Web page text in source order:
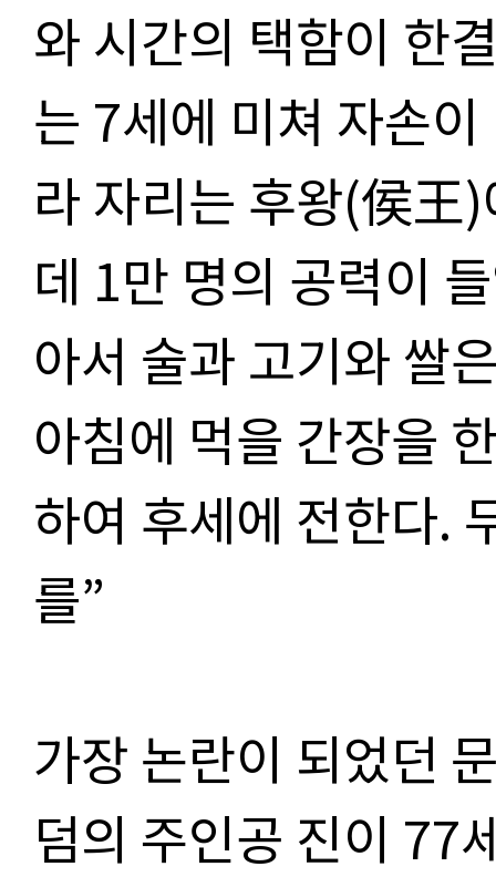
와 시간의 택함이 한
는 7세에 미쳐 자손
라 자리는 후왕(侯王
데 1만 명의 공력이
아서 술과 고기와 쌀
아침에 먹을 간장을
하여 후세에 전한다.
를”
가장 논란이 되었던
덤의 주인공 진이 77